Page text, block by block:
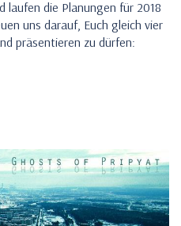
laufen die Planungen für 2018
uns darauf, Euch gleich vier
präsentieren zu dürfen: